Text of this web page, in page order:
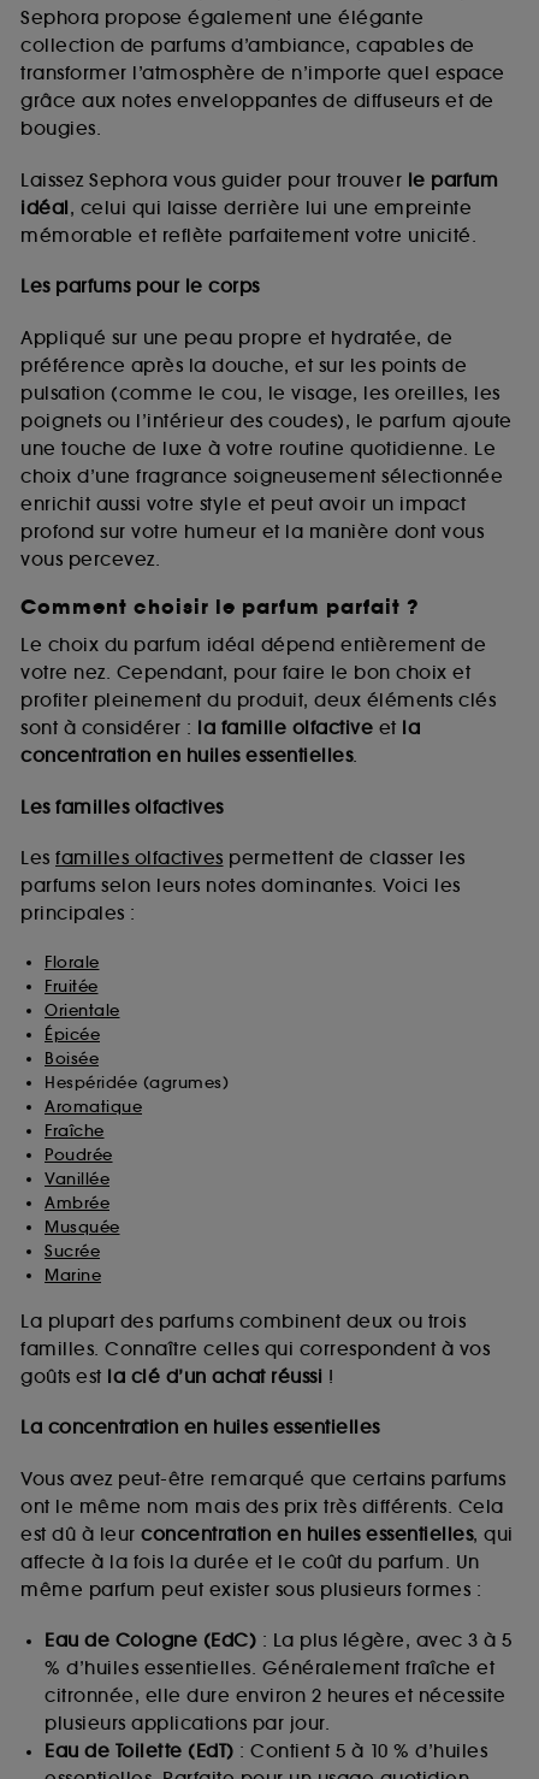
Sephora propose également une élégante
collection de parfums d’ambiance, capables de
transformer l’atmosphère de n’importe quel espace
grâce aux notes enveloppantes de diffuseurs et de
bougies.
Laissez Sephora vous guider pour trouver le parfum
idéal, celui qui laisse derrière lui une empreinte
mémorable et reflète parfaitement votre unicité.
Les parfums pour le corps
Appliqué sur une peau propre et hydratée, de
préférence après la douche, et sur les points de
pulsation (comme le cou, le visage, les oreilles, les
poignets ou l’intérieur des coudes), le parfum ajoute
une touche de luxe à votre routine quotidienne. Le
choix d’une fragrance soigneusement sélectionnée
enrichit aussi votre style et peut avoir un impact
profond sur votre humeur et la manière dont vous
vous percevez.
Comment choisir le parfum parfait ?
Le choix du parfum idéal dépend entièrement de
votre nez. Cependant, pour faire le bon choix et
profiter pleinement du produit, deux éléments clés
sont à considérer : la famille olfactive et la
concentration en huiles essentielles.
Les familles olfactives
Les familles olfactives permettent de classer les
parfums selon leurs notes dominantes. Voici les
principales :
Florale
Fruitée
Orientale
Épicée
Boisée
Hespéridée (agrumes)
Aromatique
Fraîche
Poudrée
Vanillée
Ambrée
Musquée
Sucrée
Marine
La plupart des parfums combinent deux ou trois
familles. Connaître celles qui correspondent à vos
goûts est la clé d’un achat réussi !
La concentration en huiles essentielles
Vous avez peut-être remarqué que certains parfums
ont le même nom mais des prix très différents. Cela
est dû à leur concentration en huiles essentielles, qui
affecte à la fois la durée et le coût du parfum. Un
même parfum peut exister sous plusieurs formes :
Eau de Cologne (EdC) : La plus légère, avec 3 à 5
% d’huiles essentielles. Généralement fraîche et
citronnée, elle dure environ 2 heures et nécessite
plusieurs applications par jour.
Eau de Toilette (EdT) : Contient 5 à 10 % d’huiles
de vous plaire via des publicités, y compris sur des
sites tiers et sur les réseaux sociaux, sur la base
des pages que vous avez consultées, de votre
navigation, et de l'historique de vos interactions.
d’en améliorer la performance.
Cookies de sécurisation des paiements en ligne :
fraudes aux moyens de paiement et les
usurpations d’identité.
Cookies fonctionnels :il s’agit de cookies
permettant l’affichage et/ou la fourniture de
certaines fonctionnalités du site, tel que les
cookies d’authentification qui sont utilisés afin de
vous faire bénéficier de l’authentification
prolongée vous permettant d’accéder à votre
compte lors de votre prochaine visite sur le site
sans saisir à nouveau votre identifiant et mot de
passe.
A l'exception des cookies techniques, le dépôt et la
lecture de ces traceurs requiert votre accord. Vous
pouvez personnaliser vos choix concernant le dépôt
de ces cookies grâce au bouton "personnaliser mes
choix" ci-dessous ou décider de "tout accepter".
Sephora pourra associer les informations de
navigation collectées par ces Cookies, pour les
collectées ou générées lors de votre activité en ligne
sur "continuer sans accepter". Voous pouvez à tout
moment choisir de retirer votrte consentement. Si vous
souhaitez obtenir plus d'information sur les cookies
utilisés, cliquez